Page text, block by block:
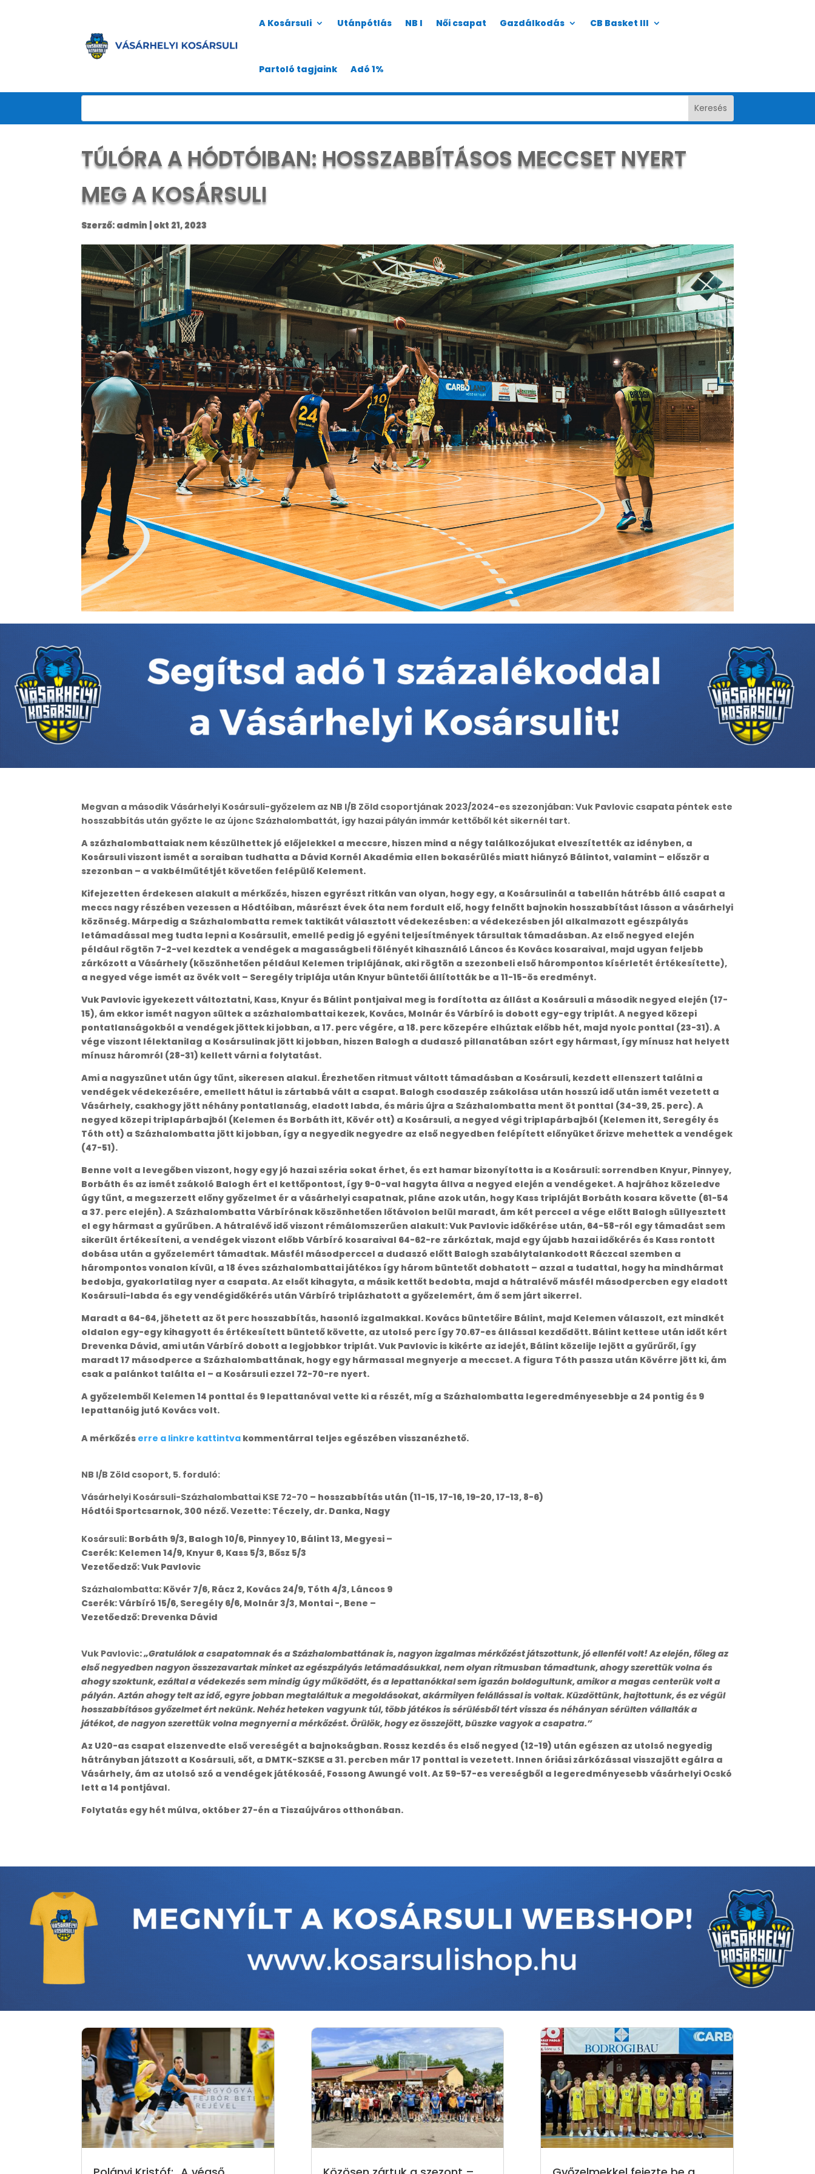
A Kosársuli Utánpótlás NB I Női csapat Gazdálkodás CB Basket III
Partoló tagjaink Adó 1%
TÚLÓRA A HÓDTÓIBAN: HOSSZABBÍTÁSOS MECCSET NYERT
MEG A KOSÁRSULI
Szerző: admin | okt 21, 2023
Megvan a második Vásárhelyi Kosársuli-győzelem az NB I/B Zöld csoportjának 2023/2024-es szezonjában: Vuk Pavlovic csapata péntek este
hosszabbítás után győzte le az újonc Százhalombattát, így hazai pályán immár kettőből két sikernél tart.
A százhalombattaiak nem készülhettek jó előjelekkel a meccsre, hiszen mind a négy találkozójukat elveszítették az idényben, a
Kosársuli viszont ismét a soraiban tudhatta a Dávid Kornél Akadémia ellen bokasérülés miatt hiányzó Bálintot, valamint – először a
szezonban – a vakbélműtétjét követően felépülő Kelement.
Kifejezetten érdekesen alakult a mérkőzés, hiszen egyrészt ritkán van olyan, hogy egy, a Kosársulinál a tabellán hátrébb álló csapat a
meccs nagy részében vezessen a Hódtóiban, másrészt évek óta nem fordult elő, hogy felnőtt bajnokin hosszabbítást lásson a vásárhelyi
közönség. Márpedig a Százhalombatta remek taktikát választott védekezésben: a védekezésben jól alkalmazott egészpályás
letámadással meg tudta lepni a Kosársulit, emellé pedig jó egyéni teljesítmények társultak támadásban. Az első negyed elején
például rögtön 7-2-vel kezdtek a vendégek a magasságbeli fölényét kihasználó Láncos és Kovács kosaraival, majd ugyan feljebb
zárkózott a Vásárhely (köszönhetően például Kelemen triplájának, aki rögtön a szezonbeli első hárompontos kísérletét értékesítette),
a negyed vége ismét az övék volt – Seregély triplája után Knyur büntetői állították be a 11-15-ös eredményt.
Vuk Pavlovic igyekezett változtatni, Kass, Knyur és Bálint pontjaival meg is fordította az állást a Kosársuli a második negyed elején (17-
15), ám ekkor ismét nagyon sültek a százhalombattai kezek, Kovács, Molnár és Várbíró is dobott egy-egy triplát. A negyed közepi
pontatlanságokból a vendégek jöttek ki jobban, a 17. perc végére, a 18. perc közepére elhúztak előbb hét, majd nyolc ponttal (23-31). A
vége viszont lélektanilag a Kosársulinak jött ki jobban, hiszen Balogh a dudaszó pillanatában szórt egy hármast, így mínusz hat helyett
mínusz háromról (28-31) kellett várni a folytatást.
Ami a nagyszünet után úgy tűnt, sikeresen alakul. Érezhetően ritmust váltott támadásban a Kosársuli, kezdett ellenszert találni a
vendégek védekezésére, emellett hátul is zártabbá vált a csapat. Balogh csodaszép zsákolása után hosszú idő után ismét vezetett a
Vásárhely, csakhogy jött néhány pontatlanság, eladott labda, és máris újra a Százhalombatta ment öt ponttal (34-39, 25. perc). A
negyed közepi triplapárbajból (Kelemen és Borbáth itt, Kövér ott) a Kosársuli, a negyed végi triplapárbajból (Kelemen itt, Seregély és
Tóth ott) a Százhalombatta jött ki jobban, így a negyedik negyedre az első negyedben felépített előnyüket őrizve mehettek a vendégek
(47-51).
Benne volt a levegőben viszont, hogy egy jó hazai széria sokat érhet, és ezt hamar bizonyította is a Kosársuli: sorrendben Knyur, Pinnyey,
Borbáth és az ismét zsákoló Balogh ért el kettőpontost, így 9-0-val hagyta állva a negyed elején a vendégeket. A hajrához közeledve
úgy tűnt, a megszerzett előny győzelmet ér a vásárhelyi csapatnak, pláne azok után, hogy Kass tripláját Borbáth kosara követte (61-54
a 37. perc elején). A Százhalombatta Várbírónak köszönhetően lőtávolon belül maradt, ám két perccel a vége előtt Balogh süllyesztett
el egy hármast a gyűrűben. A hátralévő idő viszont rémálomszerűen alakult: Vuk Pavlovic időkérése után, 64-58-ról egy támadást sem
sikerült értékesíteni, a vendégek viszont előbb Várbíró kosaraival 64-62-re zárkóztak, majd egy újabb hazai időkérés és Kass rontott
dobása után a győzelemért támadtak. Másfél másodperccel a dudaszó előtt Balogh szabálytalankodott Ráczcal szemben a
hárompontos vonalon kívül, a 18 éves százhalombattai játékos így három büntetőt dobhatott – azzal a tudattal, hogy ha mindhármat
bedobja, gyakorlatilag nyer a csapata. Az elsőt kihagyta, a másik kettőt bedobta, majd a hátralévő másfél másodpercben egy eladott
Kosársuli-labda és egy vendégidőkérés után Várbíró triplázhatott a győzelemért, ám ő sem járt sikerrel.
Maradt a 64-64, jöhetett az öt perc hosszabbítás, hasonló izgalmakkal. Kovács büntetőire Bálint, majd Kelemen válaszolt, ezt mindkét
oldalon egy-egy kihagyott és értékesített büntető követte, az utolsó perc így 70.67-es állással kezdődött. Bálint kettese után időt kért
Drevenka Dávid, ami után Várbíró dobott a legjobbkor triplát. Vuk Pavlovic is kikérte az idejét, Bálint közelije lejött a gyűrűről, így
maradt 17 másodperce a Százhalombattának, hogy egy hármassal megnyerje a meccset. A figura Tóth passza után Kövérre jött ki, ám
csak a palánkot találta el – a Kosársuli ezzel 72-70-re nyert.
A győzelemből Kelemen 14 ponttal és 9 lepattanóval vette ki a részét, míg a Százhalombatta legeredményesebbje a 24 pontig és 9
lepattanóig jutó Kovács volt.
A mérkőzés erre a linkre kattintva kommentárral teljes egészében visszanézhető.
NB I/B Zöld csoport, 5. forduló:
Vásárhelyi Kosársuli-Százhalombattai KSE 72-70 – hosszabbítás után (11-15, 17-16, 19-20, 17-13, 8-6)
Hódtói Sportcsarnok, 300 néző. Vezette: Téczely, dr. Danka, Nagy
Kosársuli: Borbáth 9/3, Balogh 10/6, Pinnyey 10, Bálint 13, Megyesi –
Cserék: Kelemen 14/9, Knyur 6, Kass 5/3, Bősz 5/3
Vezetőedző: Vuk Pavlovic
Százhalombatta: Kövér 7/6, Rácz 2, Kovács 24/9, Tóth 4/3, Láncos 9
Cserék: Várbíró 15/6, Seregély 6/6, Molnár 3/3, Montai -, Bene –
Vezetőedző: Drevenka Dávid
Vuk Pavlovic:„Gratulálok a csapatomnak és a Százhalombattának is, nagyon izgalmas mérkőzést játszottunk, jó ellenfél volt! Az elején, főleg az
első negyedben nagyon összezavartak minket az egészpályás letámadásukkal, nem olyan ritmusban támadtunk, ahogy szerettük volna és
ahogy szoktunk, ezáltal a védekezés sem mindig úgy működött, és a lepattanókkal sem igazán boldogultunk, amikor a magas centerük volt a
pályán. Aztán ahogy telt az idő, egyre jobban megtaláltuk a megoldásokat, akármilyen felállással is voltak. Küzdöttünk, hajtottunk, és ez végül
hosszabbításos győzelmet ért nekünk. Nehéz heteken vagyunk túl, több játékos is sérülésből tért vissza és néhányan sérülten vállalták a
játékot, de nagyon szerettük volna megnyerni a mérkőzést. Örülök, hogy ez összejött, büszke vagyok a csapatra.”
Az U20-as csapat elszenvedte első vereségét a bajnokságban. Rossz kezdés és első negyed (12-19) után egészen az utolsó negyedig
hátrányban játszott a Kosársuli, sőt, a DMTK-SZKSE a 31. percben már 17 ponttal is vezetett. Innen óriási zárkózással visszajött egálra a
Vásárhely, ám az utolsó szó a vendégek játékosáé, Fossong Awungé volt. Az 59-57-es vereségből a legeredményesebb vásárhelyi Ocskó
lett a 14 pontjával.
Folytatás egy hét múlva, október 27-én a Tiszaújváros otthonában.